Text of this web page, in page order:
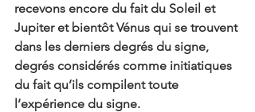
recevons encore du fait du Soleil et
Jupiter et bientôt Vénus qui se trouvent
dans les derniers degrés du signe,
degrés considérés comme initiatiques
du fait qu’ils compilent toute
l’expérience du signe.